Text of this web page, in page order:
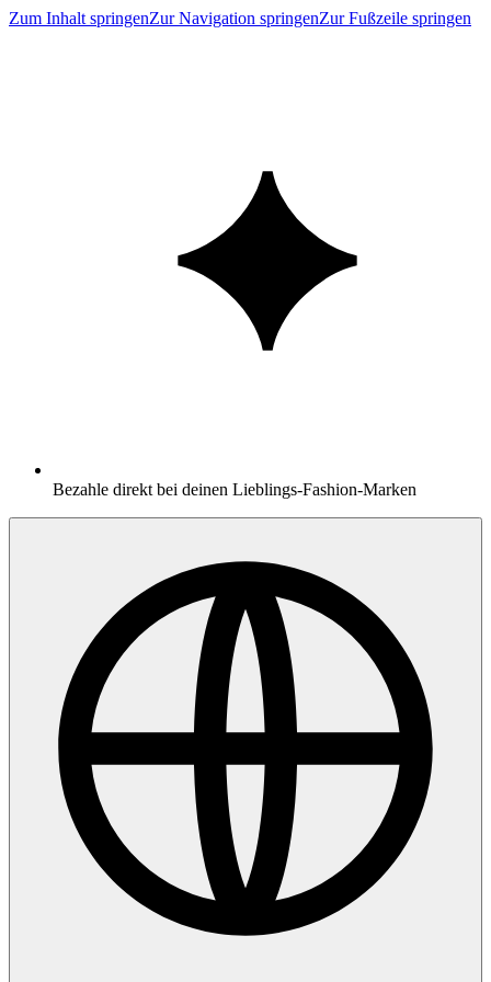
Zum Inhalt springenZur Navigation springenZur Fußzeile springen
Bezahle direkt bei deinen Lieblings-Fashion-Marken